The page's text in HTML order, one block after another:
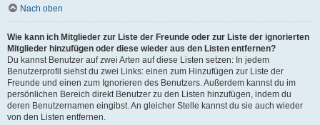
Nach oben
Wie kann ich Mitglieder zur Liste der Freunde oder zur Liste der ignorierten
Mitglieder hinzufügen oder diese wieder aus den Listen entfernen?
Du kannst Benutzer auf zwei Arten auf diese Listen setzen: In jedem
Benutzerprofil siehst du zwei Links: einen zum Hinzufügen zur Liste der
Freunde und einen zum Ignorieren des Benutzers. Außerdem kannst du im
persönlichen Bereich direkt Benutzer zu den Listen hinzufügen, indem du
deren Benutzernamen eingibst. An gleicher Stelle kannst du sie auch wieder
von den Listen entfernen.